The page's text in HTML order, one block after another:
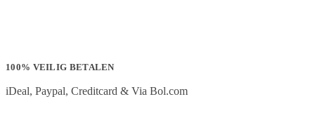
100% VEILIG BETALEN
iDeal, Paypal, Creditcard & Via Bol.com